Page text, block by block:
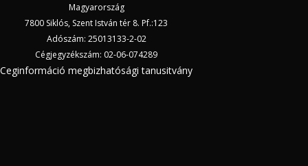
Magyarország
7800 Siklós, Szent István tér 8. Pf.:123
Adószám: 25013133-2-02
Cégjegyzékszám: 02-06-074289
Ceginformáció megbizhatósági tanusitvány